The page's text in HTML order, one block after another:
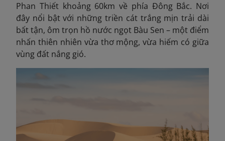
Phan Thiết khoảng 60km về phía Đông Bắc. Nơi
đây nổi bật với những triền cát trắng mịn trải dài
bất tận, ôm trọn hồ nước ngọt Bàu Sen – một điểm
nhấn thiên nhiên vừa thơ mộng, vừa hiếm có giữa
vùng đất nắng gió.